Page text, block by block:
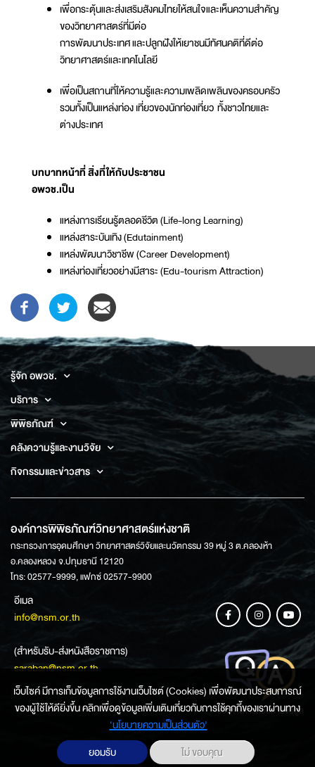
เพื่อกระตุ้นและส่งเสริมสังคมไทยให้สนใจและเห็นความสำคัญ
ของวิทยาศาสตร์ที่มีต่อ
การพัฒนาประเทศ และปลูกฝังให้เยาชนมีทัศนคติที่ดีต่อ
วิทยาศาสตร์และเทคโนโลยี
เพื่อเป็นสถานที่ให้ความรู้และความเพลิดเพลินของครอบครัว
รวมทั้งเป็นแหล่งท่อง เที่ยวของนักท่องเที่ยว ทั้งชาวไทยและ
ต่างประเทศ
บทบาทหน้าที่ สิ่งที่ให้กับประชาชน
อพวช.เป็น
แหล่งการเรียนรู้ตลอดชีวิต (Life-long Learning)
แหล่งสาระบันเทิง (Edutainment)
แหล่งพัฒนาวิชาชีพ (Career Development)
แหล่งท่องเที่ยวอย่างมีสาระ (Edu-tourism Attraction)
รู้จัก อพวช.
บริการ
พิพิธภัณฑ์
คลังความรู้และงานวิจัย
กิจกรรมและข่าวสาร
องค์การพิพิธภัณฑ์วิทยาศาสตร์แห่งชาติ
กระทรวงการอุดมศึกษา วิทยาศาสตร์วิจัยและนวัตกรรม 39 หมู่ 3 ต.คลองห้า
อ.คลองหลวง จ.ปทุมธานี 12120
โทร: 02577-9999, แฟกซ์ 02577-9900
อีเมล
info@nsm.or.th
(สำหรับรับ-ส่งหนังสือราชการ)
saraban@nsm.or.th
ช่องทางการสอบถามข้อมูล
เว็บไซค์ มีการเก็บข้อมูลการใช้งานเว็บไซต์ (Cookies) เพื่อพัฒนาประสบการณ์
ของผู้ใช้ให้ดียิ่งขึ้น คลิกเพื่อดูข้อมูลเพิ่มเติมเกี่ยวกับการใช้คุกกี้ของเราผ่านทาง
‘นโยบายความเป็นส่วนตัว'
ยอมรับ
ไม่ ขอบคุณ